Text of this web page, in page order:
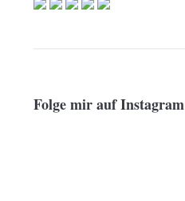
Folge mir auf Instagram